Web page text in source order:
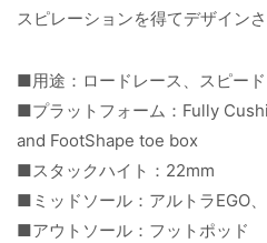
スピレーションを得てデザインさ
■用途：ロードレース、スピー
■プラットフォーム：Fully
and FootShape toe box
■スタックハイト：22mm
■ミッドソール：アルトラEGO
■アウトソール：フットポッド